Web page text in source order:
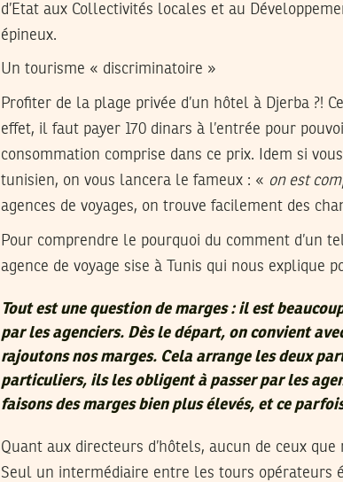
d’Etat aux Collectivités locales et au
épineux.
Un tourisme « discriminatoire »
Profiter de la plage privée d’un hôtel à Djerba ?!
effet, il faut payer 170 dinars à l’entrée pour
consommation comprise dans ce prix. Idem si
tunisien, on vous lancera le fameux : « on est
agences de voyages, on trouve facilement des
Pour comprendre le pourquoi du comment d’un
agence de voyage sise à Tunis qui nous explique
Tout est une question de marges : il est
par les agenciers. Dès le départ, on convient
rajoutons nos marges. Cela arrange les deux
particuliers, ils les obligent à passer par les
faisons des marges bien plus élevés, et ce
Quant aux directeurs d’hôtels, aucun de ceux
Seul un intermédiaire entre les tours opérateurs